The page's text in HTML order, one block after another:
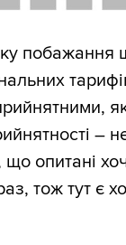
побажання
–
що опитані
тож тут є